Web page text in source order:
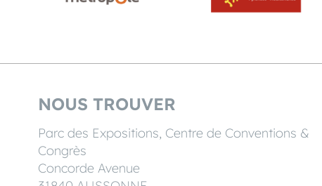
NOUS TROUVER
Parc des Expositions, Centre de Conventions &
Congrès
Concorde Avenue